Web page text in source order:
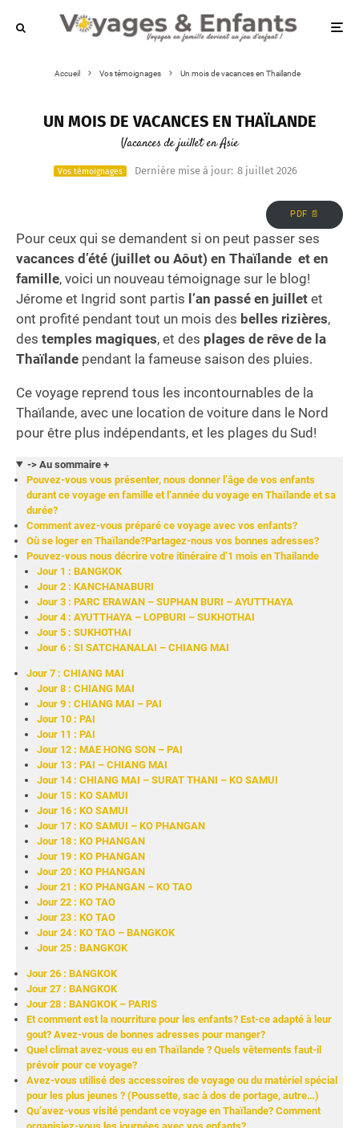
Accueil Vos témoignages Un mois de vacances en Thaïlande
UN MOIS DE VACANCES EN THAÏLANDE
Vacances de juillet en Asie
Vos témoignages Dernière mise à jour: 8 juillet 2026
PDF 📄
Pour ceux qui se demandent si on peut passer ses
vacances d’été (juillet ou Aôut) en Thaïlande et en
famille, voici un nouveau témoignage sur le blog!
Jérome et Ingrid sont partis l’an passé en juillet et
ont profité pendant tout un mois des belles rizières,
des temples magiques, et des plages de rêve de la
Thaïlande pendant la fameuse saison des pluies.
Ce voyage reprend tous les incontournables de la
Thaïlande, avec une location de voiture dans le Nord
pour être plus indépendants, et les plages du Sud!
-> Au sommaire +
Pouvez-vous vous présenter, nous donner l’âge de vos enfants
durant ce voyage en famille et l’année du voyage en Thaïlande et sa
durée?
Comment avez-vous préparé ce voyage avec vos enfants?
Où se loger en Thaïlande?Partagez-nous vos bonnes adresses?
Pouvez-vous nous décrire votre itinéraire d’1 mois en Thailande
Jour 1 : BANGKOK
Jour 2 : KANCHANABURI
Jour 3 : PARC ERAWAN – SUPHAN BURI – AYUTTHAYA
Jour 4 : AYUTTHAYA – LOPBURI – SUKHOTHAI
Jour 5 : SUKHOTHAI
Jour 6 : SI SATCHANALAI – CHIANG MAI
Jour 7 : CHIANG MAI
Jour 8 : CHIANG MAI
Jour 9 : CHIANG MAI – PAI
Jour 10 : PAI
Jour 11 : PAI
Jour 12 : MAE HONG SON – PAI
Jour 13 : PAI – CHIANG MAI
Jour 14 : CHIANG MAI – SURAT THANI – KO SAMUI
Jour 15 : KO SAMUI
Jour 16 : KO SAMUI
Jour 17 : KO SAMUI – KO PHANGAN
Jour 18 : KO PHANGAN
Jour 19 : KO PHANGAN
Jour 20 : KO PHANGAN
Jour 21 : KO PHANGAN – KO TAO
Jour 22 : KO TAO
Jour 23 : KO TAO
Jour 24 : KO TAO – BANGKOK
Jour 25 : BANGKOK
Jour 26 : BANGKOK
Jour 27 : BANGKOK
Jour 28 : BANGKOK – PARIS
Et comment est la nourriture pour les enfants? Est-ce adapté à leur
gout? Avez-vous de bonnes adresses pour manger?
Quel climat avez-vous eu en Thaïlande ? Quels vêtements faut-il
prévoir pour ce voyage?
Avez-vous utilisé des accessoires de voyage ou du matériel spécial
pour les plus jeunes ? (Poussette, sac à dos de portage, autre…)
Qu’avez-vous visité pendant ce voyage en Thaïlande? Comment